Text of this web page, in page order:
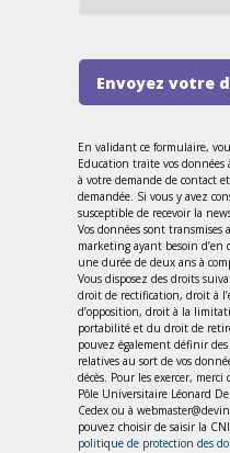
Envoyez votre
En validant ce formulaire,
Education traite vos
à votre demande de contact
demandée. Si vous y avez
susceptible de recevoir la
Vos données sont
marketing ayant besoin d’en
une durée de deux ans à
Vous disposez des droits
droit de rectification, droit à
d’opposition, droit à la
portabilité et du droit de
pouvez également définir
relatives au sort de vos
décès. Pour les exercer, merci
Pôle Universitaire Léonard
Cedex ou à
pouvez choisir de saisir la
politique de protection des